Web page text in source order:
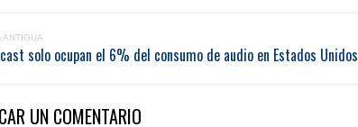
ANTIGUA
solo ocupan el 6% del consumo de audio en Estados Unidos
UN COMENTARIO